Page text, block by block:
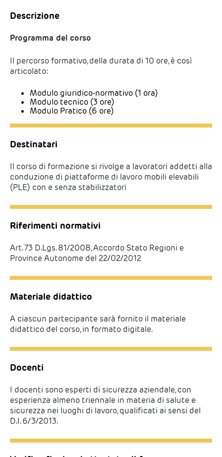
Descrizione
Programma del corso
Il percorso formativo, della durata di 10 ore, è così
articolato:
Modulo giuridico-normativo (1 ora)
Modulo tecnico (3 ore)
Modulo Pratico (6 ore)
Destinatari
Il corso di formazione si rivolge a lavoratori addetti alla
conduzione di piattaforme di lavoro mobili elevabili
(PLE) con e senza stabilizzatori
Riferimenti normativi
Art. 73 D.Lgs. 81/2008, Accordo Stato Regioni e
Province Autonome del 22/02/2012
Materiale didattico
A ciascun partecipante sarà fornito il materiale
didattico del corso, in formato digitale.
Docenti
I docenti sono esperti di sicurezza aziendale, con
esperienza almeno triennale in materia di salute e
sicurezza nei luoghi di lavoro, qualificati ai sensi del
D.I. 6/3/2013.